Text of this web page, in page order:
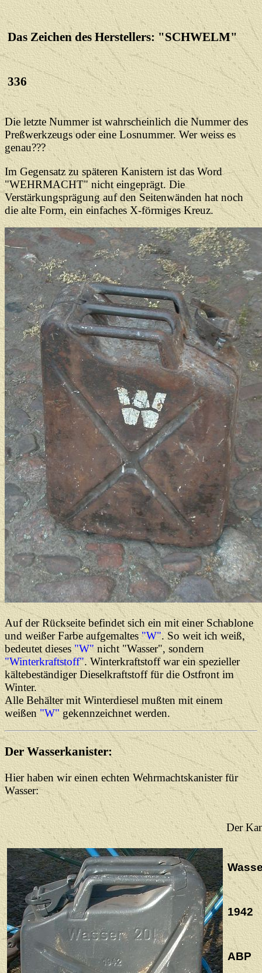
Das Zeichen des Herstellers: "SCHWELM"
336
Die letzte Nummer ist wahrscheinlich die Nummer des
Preßwerkzeugs oder eine Losnummer. Wer weiss es
genau???
Im Gegensatz zu späteren Kanistern ist das Word
"WEHRMACHT" nicht eingeprägt. Die
Verstärkungsprägung auf den Seitenwänden hat noch
die alte Form, ein einfaches X-förmiges Kreuz.
Auf der Rückseite befindet sich ein mit einer Schablone
und weißer Farbe aufgemaltes"W". So weit ich weiß,
bedeutet dieses "W"nicht "Wasser", sondern
"Winterkraftstoff". Winterkraftstoff war ein spezieller
kältebeständiger Dieselkraftstoff für die Ostfront im
Winter.
Alle Behälter mit Winterdiesel mußten mit einem
weißen"W" gekennzeichnet werden.
Der Wasserkanister:
Hier haben wir einen echten Wehrmachtskanister für
Wasser:
Der
1942
ABP